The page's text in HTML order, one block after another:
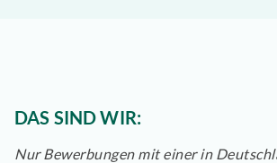
DAS SIND WIR:
Nur Bewerbungen mit einer in